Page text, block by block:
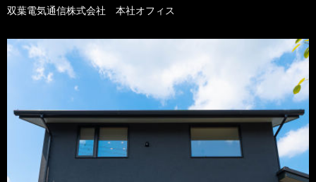
双葉電気通信株式会社 本社オフィス